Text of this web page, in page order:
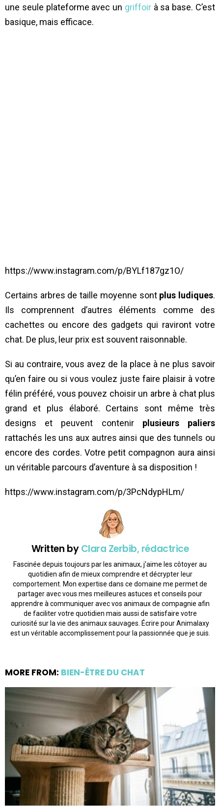
une seule plateforme avec un griffoirà sa base. C’est
basique, mais efficace.
https://www.instagram.com/p/BYLf187gz1O/
Certains arbres de taille moyenne sont plus ludiques.
Ils comprennent d’autres éléments comme des
cachettes ou encore des gadgets qui raviront votre
chat. De plus, leur prix est souvent raisonnable.
Si au contraire, vous avez de la place à ne plus savoir
qu’en faire ou si vous voulez juste faire plaisir à votre
félin préféré, vous pouvez choisir un arbre à chat plus
grand et plus élaboré. Certains sont même très
designs et peuvent contenir plusieurs paliers
rattachés les uns aux autres ainsi que des tunnels ou
encore des cordes. Votre petit compagnon aura ainsi
un véritable parcours d’aventure à sa disposition !
https://www.instagram.com/p/3PcNdypHLm/
Written byClara Zerbib, rédactrice
Fascinée depuis toujours par les animaux, j'aime les côtoyer au
quotidien afin de mieux comprendre et décrypter leur
comportement. Mon expertise dans ce domaine me permet de
partager avec vous mes meilleures astuces et conseils pour
apprendre à communiquer avec vos animaux de compagnie afin
de faciliter votre quotidien mais aussi de satisfaire votre
curiosité sur la vie des animaux sauvages. Écrire pour Animalaxy
est un véritable accomplissement pour la passionnée que je suis.
MORE FROM: BIEN-ÊTRE DU CHAT